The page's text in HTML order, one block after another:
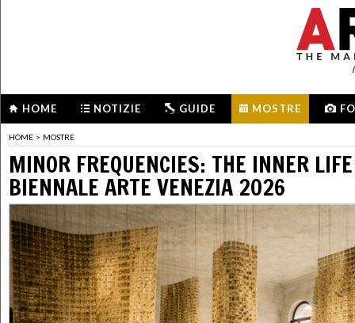
HOME NOTIZIE GUIDE MOSTRE
HOME > MOSTRE
MINOR FREQUENCIES: THE INNER
BIENNALE ARTE VENEZIA 2026